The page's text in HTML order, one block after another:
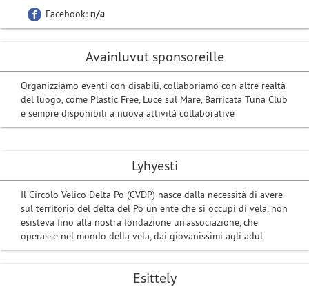
Lyhyesti
Il Circolo Velico Delta Po (CVDP) nasce dalla necessità di avere
sul territorio del delta del Po un ente che si occupi di vela, non
esisteva fino alla nostra fondazione un’associazione, che
operasse nel mondo della vela, dai giovanissimi agli adul
Esittely
Facebook: n/a
Avainluvut sponsoreille
Organizziamo eventi con disabili, collaboriamo con altre realtà
del luogo, come Plastic Free, Luce sul Mare, Barricata Tuna Club
e sempre disponibili a nuova attività collaborative